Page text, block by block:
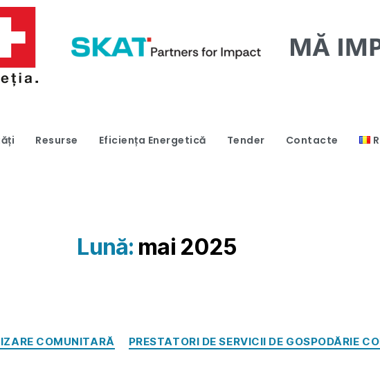
Resurse Eficiența Energetică Tender Contacte
Lună: mai 2025
COMUNITARĂ PRESTATORI DE SERVICII DE GOSPODĂRIE